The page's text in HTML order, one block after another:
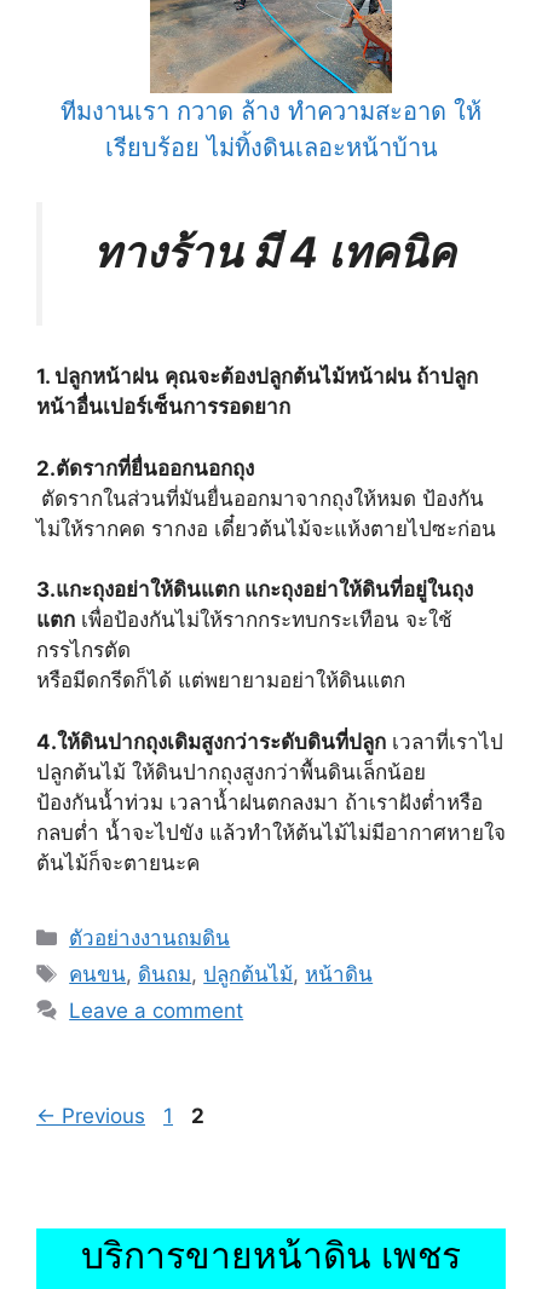
ทีมงานเรา กวาด ล้าง ทำความสะอาด ให้
เรียบร้อย ไม่ทิ้งดินเลอะหน้าบ้าน
ทางร้าน มี 4 เทคนิค
1. ปลูกหน้าฝน คุณจะต้องปลูกต้นไม้หน้าฝน ถ้าปลูก
หน้าอื่นเปอร์เซ็นการรอดยาก
2.ตัดรากที่ยื่นออกนอกถุง
ตัดรากในส่วนที่มันยื่นออกมาจากถุงให้หมด ป้องกัน
ไม่ให้รากคด รากงอ เดี๋ยวต้นไม้จะแห้งตายไปซะก่อน
3.แกะถุงอย่าให้ดินแตก แกะถุงอย่าให้ดินที่อยู่ในถุง
แตก เพื่อป้องกันไม่ให้รากกระทบกระเทือน จะใช้
กรรไกรตัด
หรือมีดกรีดก็ได้ แต่พยายามอย่าให้ดินแตก
4.ให้ดินปากถุงเดิมสูงกว่าระดับดินที่ปลูก เวลาที่เราไป
ปลูกต้นไม้ ให้ดินปากถุงสูงกว่าพื้นดินเล็กน้อย
ป้องกันน้ำท่วม เวลาน้ำฝนตกลงมา ถ้าเราฝังต่ำหรือ
กลบต่ำ น้ำจะไปขัง แล้วทำให้ต้นไม้ไม่มีอากาศหายใจ
ต้นไม้ก็จะตายนะค
Categories
ตัวอย่างงานถมดิน
Tags
คนขน, ดินถม,ปลูกต้นไม้, หน้าดิน
Leave a comment
← Previous Page
1 Page
2
บริการขายหน้าดิน เพชร